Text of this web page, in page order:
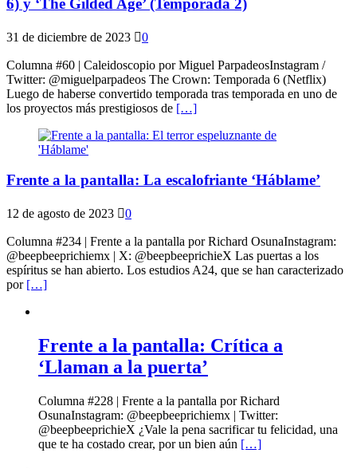
6) y ‘The Gilded Age’ (Temporada 2)
31 de diciembre de 2023 0
Columna #60 | Caleidoscopio por Miguel ParpadeosInstagram /
Twitter: @miguelparpadeos The Crown: Temporada 6 (Netflix)
Luego de haberse convertido temporada tras temporada en uno de
los proyectos más prestigiosos de […]
Frente a la pantalla: La escalofriante ‘Háblame’
12 de agosto de 2023 0
Columna #234 | Frente a la pantalla por Richard OsunaInstagram:
@beepbeeprichiemx | X: @beepbeeprichieX Las puertas a los
espíritus se han abierto. Los estudios A24, que se han caracterizado
por […]
Frente a la pantalla: Crítica a
‘Llaman a la puerta’
Columna #228 | Frente a la pantalla por Richard
OsunaInstagram: @beepbeeprichiemx | Twitter:
@beepbeeprichieX ¿Vale la pena sacrificar tu felicidad, una
que te ha costado crear, por un bien aún […]